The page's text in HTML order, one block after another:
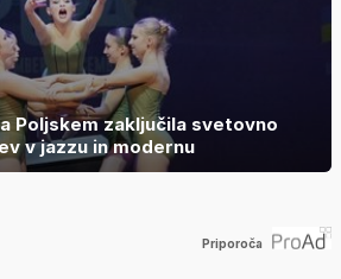
Poljskem zaključila svetovno
v jazzu in modernu
Priporoča